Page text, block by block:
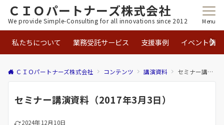
ＣＩＯパートナーズ株式会社
We provide Simple-Consulting for all innovations since 2012 Menu
私たちについて 業務受託サービス 支援事例 イベント情報
ＣＩＯパートナーズ株式会社 コンテンツ 講演資料 セミナー講演資料（2017年3月3日）
セミナー講演資料（2017年3月3日）
2024年12月10日